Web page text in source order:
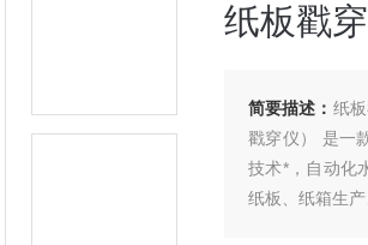
纸板戳
简要描述： 纸
戳穿仪） 是一
技术*，自动化
纸板、纸箱生